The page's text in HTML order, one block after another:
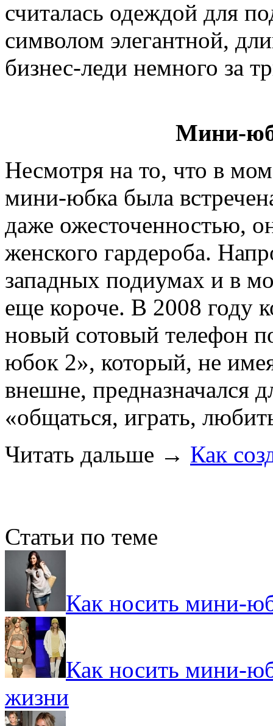
считалась одеждой для
символом элегантной,
бизнес-леди немного за
Мини-
Несмотря на то, что в
мини-юбка была
даже ожесточенностью,
женского гардероба.
западных подиумах и в
еще короче. В 2008 году
новый сотовый телефон
юбок 2», который, не
внешне, предназначался
«общаться, играть,
Читать дальше → Как
Статьи по теме
Как носить мини-
Как носить мини-
жизни